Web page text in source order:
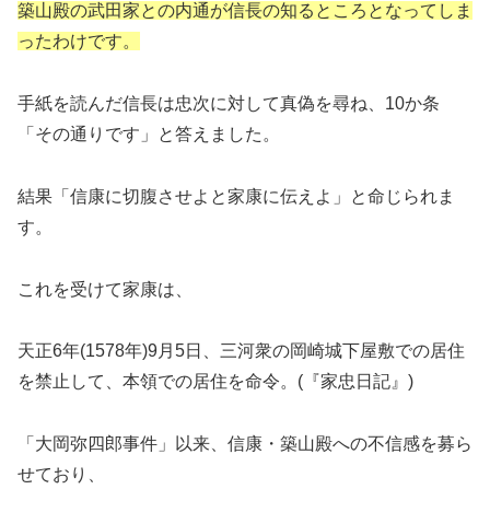
築山殿の武田家との内通が信長の知るところとなってしま
ったわけです。
手紙を読んだ信長は忠次に対して真偽を尋ね、10か条
「その通りです」と答えました。
結果「信康に切腹させよと家康に伝えよ」と命じられま
す。
これを受けて家康は、
天正6年(1578年)9月5日、三河衆の岡崎城下屋敷での居住
を禁止して、本領での居住を命令。(『家忠日記』)
「大岡弥四郎事件」以来、信康・築山殿への不信感を募ら
せており、